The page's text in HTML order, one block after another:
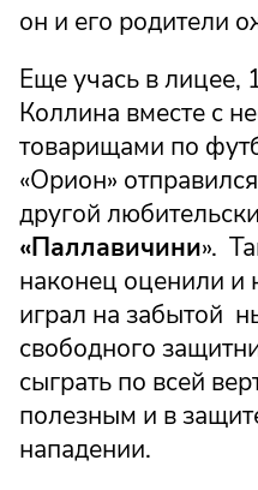
он и его родители
Еще учась в лицее,
Коллина вместе с
товарищами по
«Орион»
другой
«Паллавичини».
наконец оценили и
играл на забытой
свободного
сыграть по всей
полезным и в
нападении.